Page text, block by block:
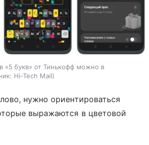
«5 букв» от Тинькофф можно в
Hi-Tech Mail
нужно ориентироваться
выражаются в цветовой